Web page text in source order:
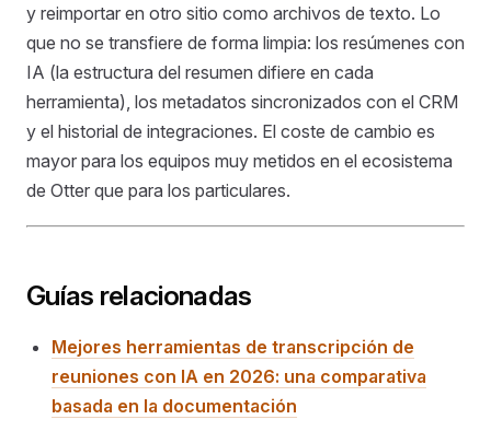
y reimportar en otro sitio como archivos de texto. Lo
que no se transfiere de forma limpia: los resúmenes con
IA (la estructura del resumen difiere en cada
herramienta), los metadatos sincronizados con el CRM
y el historial de integraciones. El coste de cambio es
mayor para los equipos muy metidos en el ecosistema
de Otter que para los particulares.
Guías relacionadas
Mejores herramientas de transcripción de
reuniones con IA en 2026: una comparativa
basada en la documentación